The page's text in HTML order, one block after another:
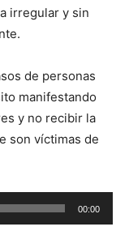
irregular y sin
de personas
manifestando
y no recibir la
son víctimas de
00:00